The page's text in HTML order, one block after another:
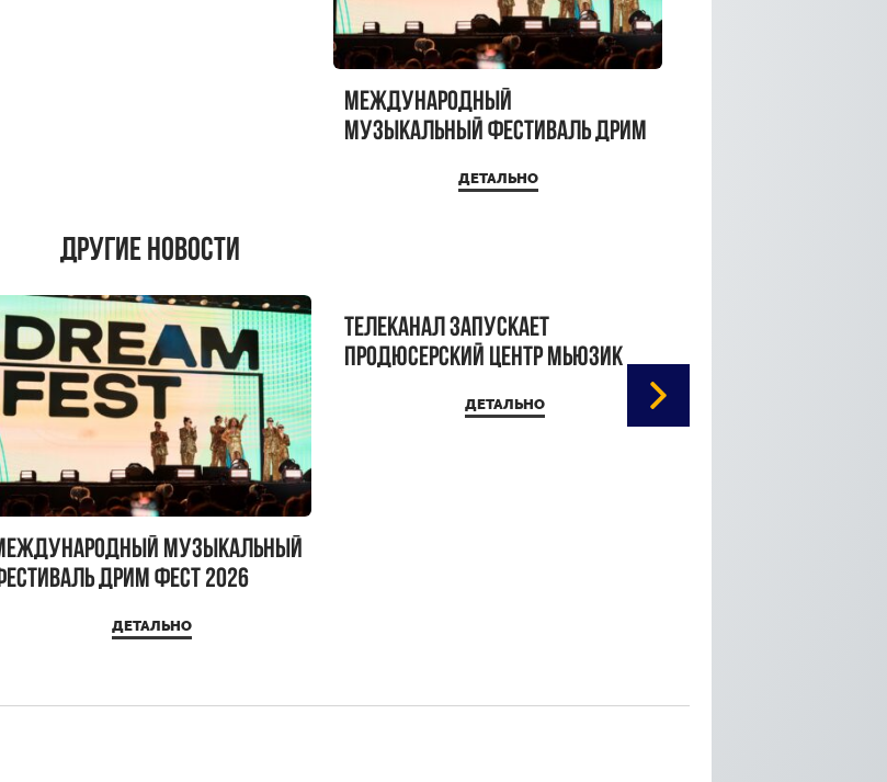
Международный
музыкальный фестиваль ДРИМ
ДЕТАЛЬНО
Другие новости
музыкальный
ДРИМ ФЕСТ 2026
ДЕТАЛЬНО
Телеканал запускает
продюсерский центр Мьюзик
ДЕТАЛЬНО